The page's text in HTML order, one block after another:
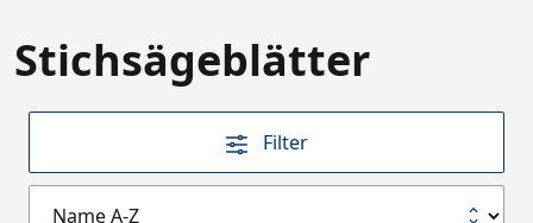
Stichsägeblätter
Filter